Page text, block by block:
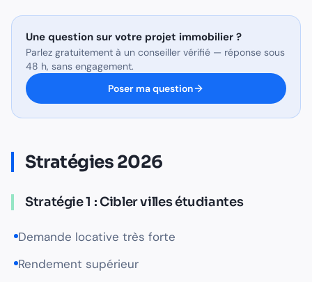
Une question sur votre projet immobilier ?
Parlez gratuitement à un conseiller vérifié — réponse sous
48 h, sans engagement.
Poser ma question
Stratégies 2026
Stratégie 1 : Cibler villes étudiantes
Demande locative très forte
Rendement supérieur